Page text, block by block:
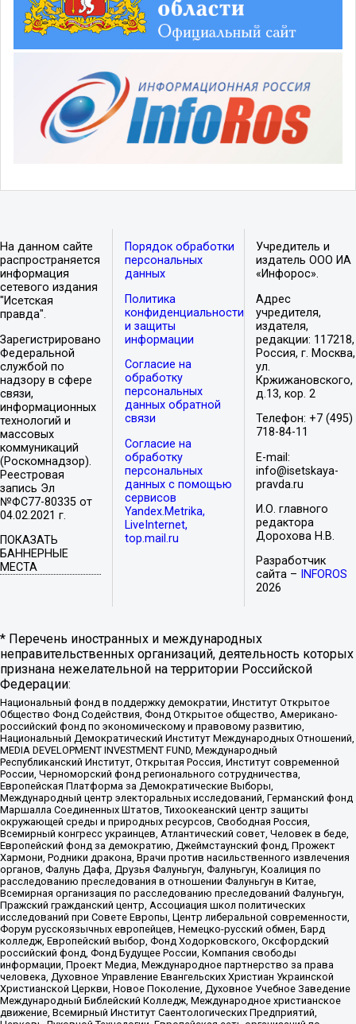
На данном сайте
распространяется
информация
сетевого издания
"Исетская
правда".
Зарегистрировано
Федеральной
службой по
надзору в сфере
связи,
информационных
технологий и
массовых
коммуникаций
(Роскомнадзор).
Реестровая
запись Эл
№ФС77-80335 от
04.02.2021 г.
ПОКАЗАТЬ
БАННЕРНЫЕ
МЕСТА
Порядок обработки
персональных
данных
Политика
конфиденциальности
и защиты
информации
Согласие на
обработку
персональных
данных обратной
связи
Согласие на
обработку
персональных
данных с помощью
сервисов
Yandex.Metrika,
LiveInternet,
top.mail.ru
Учредитель и
издатель ООО ИА
«Инфорос».
Адрес
учредителя,
издателя,
редакции: 117218,
Россия, г. Москва,
ул.
Кржижановского,
д.13, кор. 2
Телефон: +7 (495)
718-84-11
E-mail:
info@isetskaya-
pravda.ru
И.О. главного
редактора
Дорохова Н.В.
Разработчик
сайта –
INFOROS
2026
* Перечень иностранных и международных
неправительственных организаций, деятельность которых
признана нежелательной на территории Российской
Федерации:
Национальный фонд в поддержку демократии, Институт Открытое
Общество Фонд Содействия, Фонд Открытое общество, Американо-
российский фонд по экономическому и правовому развитию,
Национальный Демократический Институт Международных Отношений,
MEDIA DEVELOPMENT INVESTMENT FUND, Международный
Республиканский Институт, Открытая Россия, Институт современной
России, Черноморский фонд регионального сотрудничества,
Европейская Платформа за Демократические Выборы,
Международный центр электоральных исследований, Германский фонд
Маршалла Соединенных Штатов, Тихоокеанский центр защиты
окружающей среды и природных ресурсов, Свободная Россия,
Всемирный конгресс украинцев, Атлантический совет, Человек в беде,
Европейский фонд за демократию, Джеймстаунский фонд, Прожект
Хармони, Родники дракона, Врачи против насильственного извлечения
органов, Фалунь Дафа, Друзья Фалуньгун, Фалуньгун, Коалиция по
расследованию преследования в отношении Фалуньгун в Китае,
Всемирная организация по расследованию преследований Фалуньгун,
Пражский гражданский центр, Ассоциация школ политических
исследований при Совете Европы, Центр либеральной современности,
Форум русскоязычных европейцев, Немецко-русский обмен, Бард
колледж, Европейский выбор, Фонд Ходорковского, Оксфордский
российский фонд, Фонд Будущее России, Компания свободы
информации, Проект Медиа, Международное партнерство за права
человека, Духовное Управление Евангельских Христиан Украинской
Христианской Церкви, Новое Поколение, Духовное Учебное Заведение
Международный Библейский Колледж, Международное христианское
движение, Всемирный Институт Саентологических Предприятий,